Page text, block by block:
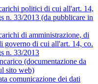
politici di cui all'art. 14,
n. 33/2013 (da pubblicare in
di amministrazione, di
governo di cui all'art. 14, co.
n. 33/2013
(documentazione da
sito web)
comunicazione dei dati